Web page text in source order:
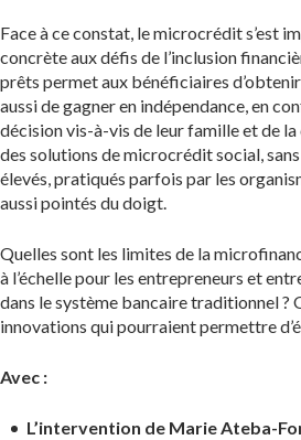
Face à ce constat, le microcrédit s’est
concrète aux défis de l’inclusion
prêts permet aux bénéficiaires
aussi de gagner en indépendance, en
décision vis-à-vis de leur famille et de la
des solutions de microcrédit social,
élevés, pratiqués parfois par les
aussi pointés du doigt.
Quelles sont les limites de la
à l’échelle pour les entrepreneurs et
dans le système bancaire traditionnel ?
innovations qui pourraient permettre
Avec :
L’intervention de Marie Ateba-